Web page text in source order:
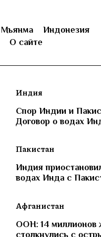
Мьянма
Индонезия
О сайте
Индия
Спор Индии и
Договор о водах
Пакистан
Индия
водах Инда с
Афганистан
ООН: 14 миллионов
столкнулись с